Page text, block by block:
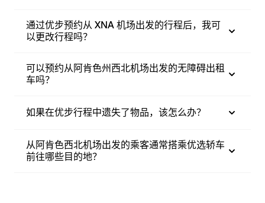
通过优步预约从 XNA 机场出发的行程后，我可
以更改行程吗？
可以预约从阿肯色州西北机场出发的无障碍出租
车吗？
如果在优步行程中遗失了物品，该怎么办？
从阿肯色西北机场出发的乘客通常搭乘优选轿车
前往哪些目的地？